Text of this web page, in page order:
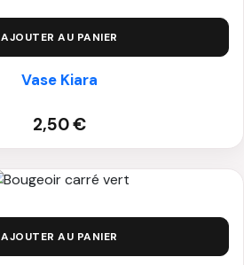
AJOUTER AU PANIER
Vase Kiara
2,50€
AJOUTER AU PANIER